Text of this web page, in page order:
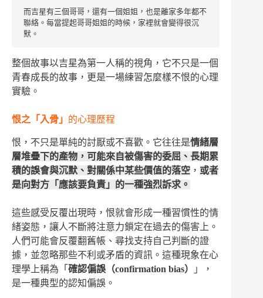
而吉星有三個哥哥，還有一個姐姐，也是離家多年都不
聯絡。每當提起哥哥姐姐的時候，家裡就會變得很沉
默。
整個故事以吉星為第一人稱的視角，它不只是一個
青春成長的故事，更是一場練習怎麼樣不恨的心理
實驗。
恨之「入骨」 的心理歷程
恨，不只是單純的討厭或不喜歡。它往往是情緒層
層堆疊下的產物，可能來自被傷害的委屈、長期累
積的誤會與沉默、對關係中某些價值的落空 ， 或者
是向對方「應該要負責」的一種強烈訴求。
這些感受反覆出現時，恨就會形成一種習慣性的情
緒姿態，讓人不斷將注意力鎖定在過去的傷害上。
人們可能會反覆翻舊帳、尋找支持自己判斷的證
據，並忽略那些不利或矛盾的資訊。這種現象在心
理學上稱為「 確認偏誤（confirmation bias）
」，
是一種典型的認知偏誤。